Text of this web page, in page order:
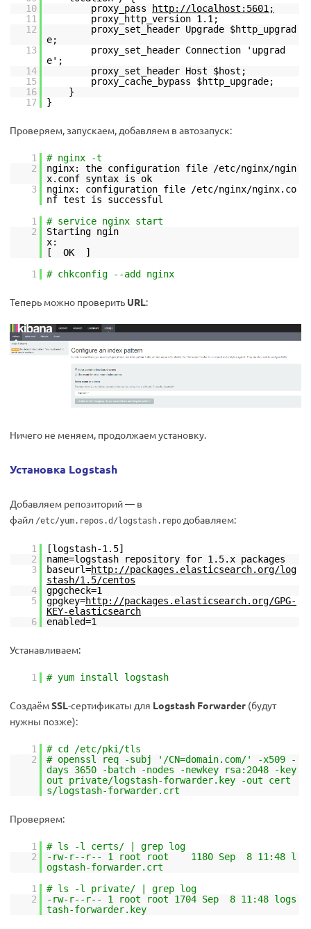
10
proxy_pass
http://localhost:5601;
11
proxy_http_version 1.1;
12
proxy_set_header Upgrade $http_upgrad
e;
13
proxy_set_header Connection 'upgrad
e';
14
proxy_set_header Host $host;
15
proxy_cache_bypass $http_upgrade;
16
}
17
}
Проверяем, запускаем, добавляем в автозапуск:
1
# nginx -t
2
nginx: the configuration file /etc/nginx/ngin
x.conf syntax is ok
3
nginx: configuration file /etc/nginx/nginx.co
nf test is successful
1
# service nginx start
2
Starting ngin
x:
[ OK ]
1
# chkconfig --add nginx
Теперь можно проверить URL:
Ничего не меняем, продолжаем установку.
Установка Logstash
Добавляем репозиторий — в
файл /etc/yum.repos.d/logstash.repo добавляем:
1
[logstash-1.5]
2
name=logstash repository for 1.5.x packages
3
baseurl=http://packages.elasticsearch.org/log
stash/1.5/centos
4
gpgcheck=1
5
gpgkey=http://packages.elasticsearch.org/GPG-
KEY-elasticsearch
6
enabled=1
Устанавливаем:
1 # yum install logstash
СоздаёмSSL-сертификаты для Logstash Forwarder (будут
нужны позже):
1
# cd /etc/pki/tls
2
# openssl req -subj '/CN=domain.com/' -x509 -
days 3650 -batch -nodes -newkey rsa:2048 -key
out private/logstash-forwarder.key -out cert
s/logstash-forwarder.crt
Проверяем:
1
# ls -l certs/ | grep log
2
-rw-r--r-- 1 root root 1180 Sep 8 11:48 l
ogstash-forwarder.crt
1
# ls -l private/ | grep log
2
-rw-r--r-- 1 root root 1704 Sep 8 11:48 logs
tash-forwarder.key